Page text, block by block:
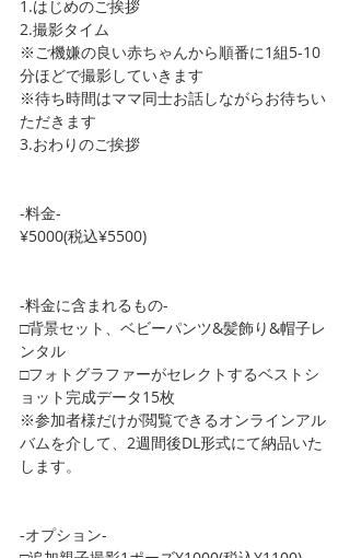
1.はじめのご挨拶
2.撮影タイム
※ご機嫌の良い赤ちゃんから順番に1組5-10
分ほどで撮影していきます
※待ち時間はママ同士お話しながらお待ちい
ただきます
3.おわりのご挨拶
-料金-
¥5000(税込¥5500)
-料金に含まれるもの-
□背景セット、ベビーパンツ&髪飾り&帽子レ
ンタル
□フォトグラファーがセレクトするベストシ
ョット完成データ15枚
※参加者様だけが閲覧できるオンラインアル
バムを介して、2週間後DL形式にて納品いた
します。
-オプション-